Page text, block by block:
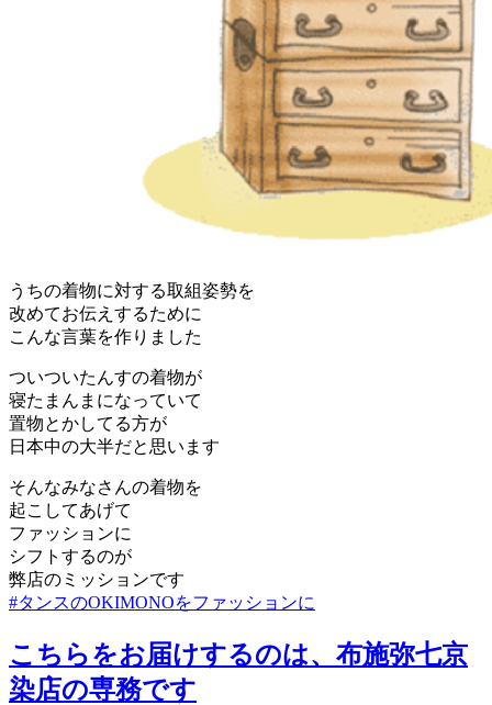
うちの着物に対する取組姿勢を
改めてお伝えするために
こんな言葉を作りました
ついついたんすの着物が
寝たまんまになっていて
置物とかしてる方が
日本中の大半だと思います
そんなみなさんの着物を
起こしてあげて
ファッションに
シフトするのが
弊店のミッションです
#タンスのOKIMONOをファッションに
こちらをお届けするのは、布施弥七京
染店の専務です